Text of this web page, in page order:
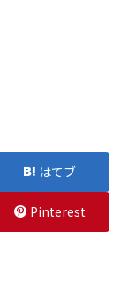
はてブ
Pinterest